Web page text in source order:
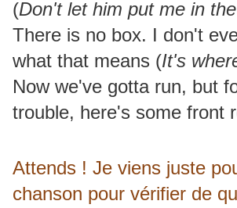
(Don't let him put me in
There is no box. I don't
what that means (It's
Now we've gotta run, but
trouble, here's some front
Attends ! Je viens juste
chanson pour vérifier de